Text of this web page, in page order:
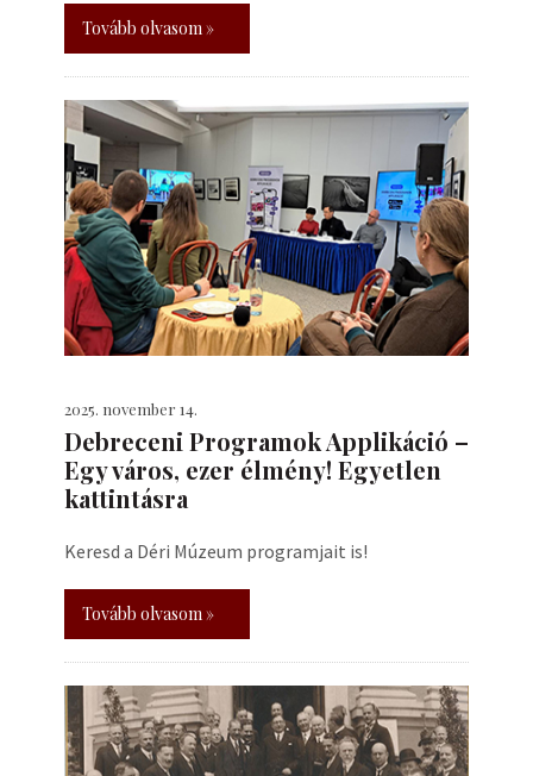
Tovább olvasom »
2025. november 14.
Debreceni Programok Applikáció –
Egy város, ezer élmény! Egyetlen
kattintásra
Keresd a Déri Múzeum programjait is!
Tovább olvasom »